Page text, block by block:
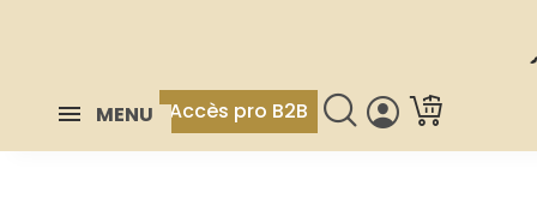
MENU Accès pro B2B